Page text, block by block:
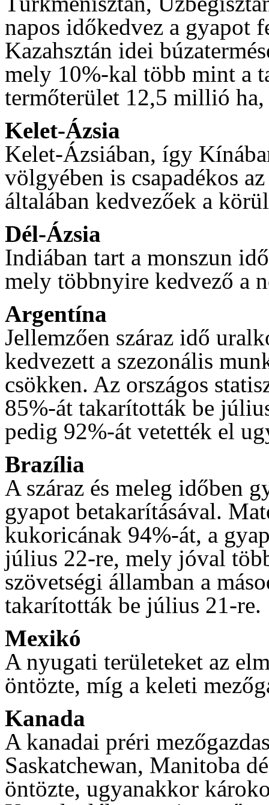
napos időkedvez a gyapot
Kazahsztán idei
mely 10%-kal több mint a
termőterület 12,5 millió ha,
Kelet-Ázsia
Kelet-Ázsiában, így
völgyében is csapadékos
általában kedvezőek a
Dél-Ázsia
Indiában tart a monszun
mely többnyire kedvező a
Argentína
Jellemzően száraz idő
kedvezett a szezonális
csökken. Az országos
85%-át takarították be
pedig 92%-át vetették el
Brazília
A száraz és meleg időben
gyapot betakarításával.
kukoricának 94%-át, a
július 22-re, mely jóval
szövetségi államban a
takarították be július 21-re.
Mexikó
A nyugati területeket az
öntözte, míg a keleti
Kanada
A kanadai préri
Saskatchewan, Manitoba
öntözte, ugyanakkor